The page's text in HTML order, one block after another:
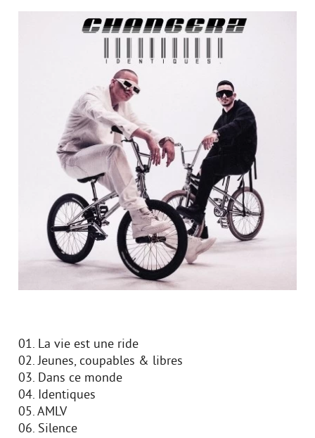
01. La vie est une ride
02. Jeunes, coupables & libres
03. Dans ce monde
04. Identiques
05. AMLV
06. Silence